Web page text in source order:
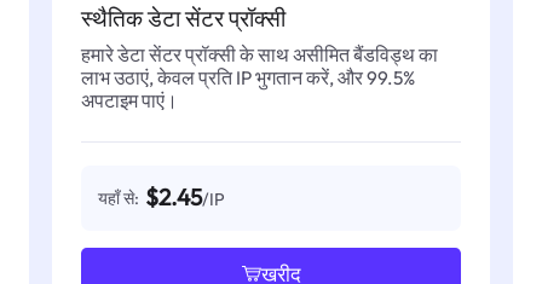
स्थैतिक डेटा सेंटर प्रॉक्सी
हमारे डेटा सेंटर प्रॉक्सी के साथ असीमित बैंडविड्थ का
लाभ उठाएं, केवल प्रति IP भुगतान करें, और 99.5%
अपटाइम पाएं।
यहाँ से: $2.45/IP
खरीद